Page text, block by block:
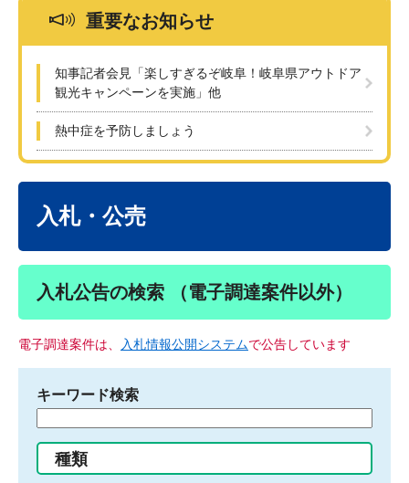
重要なお知らせ
知事記者会見「楽しすぎるぞ岐阜！岐阜県アウトドア
観光キャンペーンを実施」他
熱中症を予防しましょう
入札・公売
入札公告の検索 （電子調達案件以外）
電子調達案件は、 入札情報公開システムで公告しています
キーワード検索
る
種類